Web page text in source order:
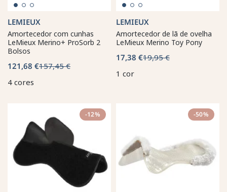
LEMIEUX
Amortecedor com cunhas
LeMieux Merino+ ProSorb 2
Bolsos
121,68 €157,45 €
4 cores
LEMIEUX
Amortecedor de lã de ovelha
LeMieux Merino Toy Pony
17,38 €19,95 €
1 cor
-12% -50%